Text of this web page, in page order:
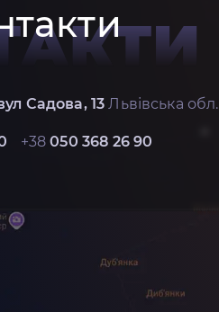
Садова, 13 Львівська обл.
+38050 368 26 90